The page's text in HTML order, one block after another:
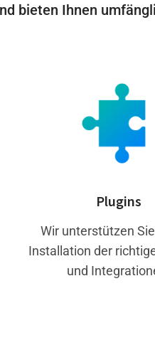
bieten Ihnen
Plugins
Wir unterstützen
Installation der
und